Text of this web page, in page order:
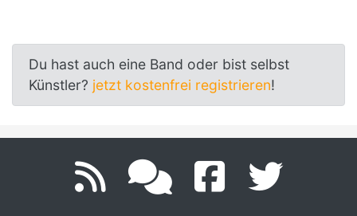
Du hast auch eine Band oder bist selbst
Künstler? jetzt kostenfrei registrieren!